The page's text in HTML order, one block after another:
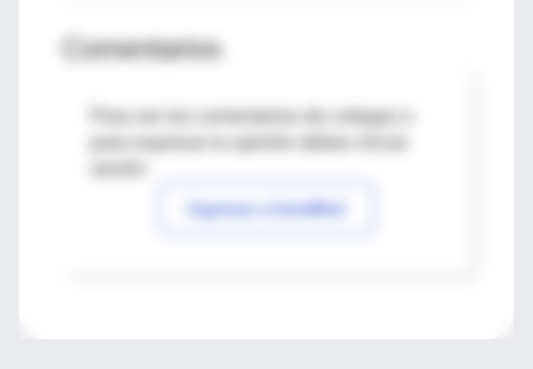
Comentarios
Para ver los comentarios de colegas o
Ingresar a IntraMed